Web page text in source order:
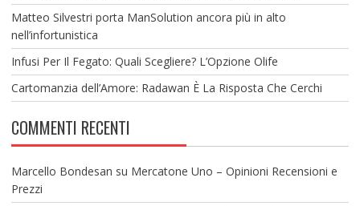
Matteo Silvestri porta ManSolution ancora più in alto
nell’infortunistica
Infusi Per Il Fegato: Quali Scegliere? L’Opzione Olife
Cartomanzia dell’Amore: Radawan È La Risposta Che Cerchi
COMMENTI RECENTI
Marcello Bondesan su Mercatone Uno – Opinioni Recensioni e
Prezzi